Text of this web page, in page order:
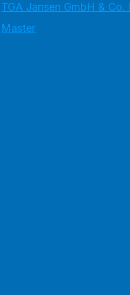
TGA Jansen GmbH & Co.
Master